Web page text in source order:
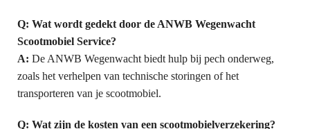
Q: Wat wordt gedekt door de ANWB Wegenwacht
Scootmobiel Service?
A: De ANWB Wegenwacht biedt hulp bij pech onderweg,
zoals het verhelpen van technische storingen of het
transporteren van je scootmobiel.
Q: Wat zijn de kosten van een scootmobielverzekering?